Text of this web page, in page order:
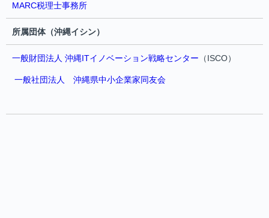
MARC税理士事務所
所属団体（沖縄イシン）
一般財団法人 沖縄ITイノベーション戦略センター （ISCO）
一般社団法人 沖縄県中小企業家同友会